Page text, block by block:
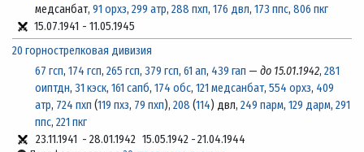
медсанбат, 91 орхз, 299 атр, 288 пхп, 176 двл, 173 ппс, 806 пкг
15.07.1941 - 11.05.1945
20 горнострелковая дивизия
67 гсп, 174 гсп, 265 гсп, 379 гсп, 61 ап, 439 гап — до 15.01.1942, 281
оиптдн, 31 кэск, 161 сапб, 174 обс, 121 медсанбат, 554 орхз, 409
атр, 724 пхп (119 пхз, 79 пхп), 208 (114) двл, 249 парм, 129 дарм, 291
ппс, 221 пкг
23.11.1941 - 28.01.1942 15.05.1942 -21.04.1944